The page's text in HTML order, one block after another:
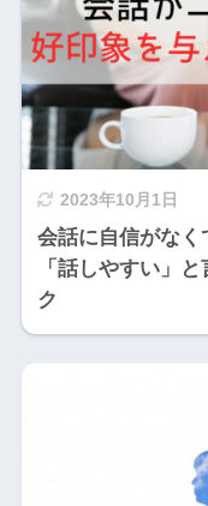
2023年10月1日
会話に自信がな
「話しやすい」
ク